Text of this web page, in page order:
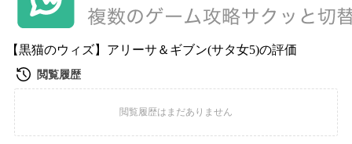
【黒猫のウィズ】アリーサ＆ギブン(サタ女5)の評価